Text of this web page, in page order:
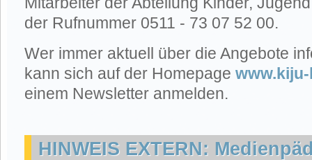
der Rufnummer 0511 - 73 07 52 00.
Wer immer aktuell über die Angebote
kann sich auf der Homepage
einem Newsletter anmelden.
HINWEIS EXTERN: